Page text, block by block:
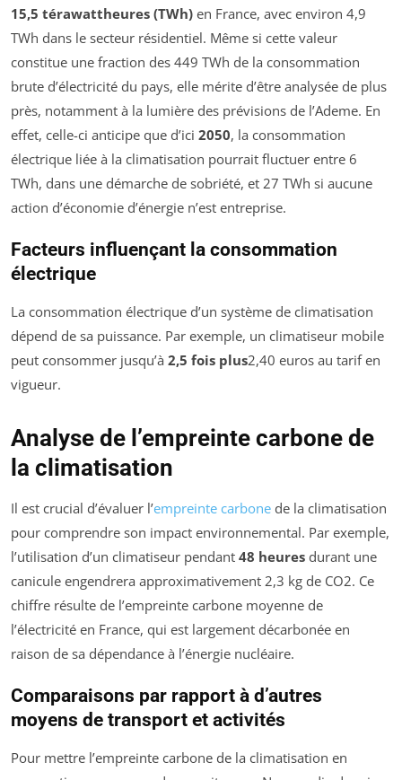
15,5 térawattheures (TWh) en France, avec environ 4,9
TWh dans le secteur résidentiel. Même si cette valeur
constitue une fraction des 449 TWh de la consommation
brute d’électricité du pays, elle mérite d’être analysée de plus
près, notamment à la lumière des prévisions de l’Ademe. En
effet, celle-ci anticipe que d’ici 2050, la consommation
électrique liée à la climatisation pourrait fluctuer entre 6
TWh, dans une démarche de sobriété, et 27 TWh si aucune
action d’économie d’énergie n’est entreprise.
Facteurs influençant la consommation
électrique
La consommation électrique d’un système de climatisation
dépend de sa puissance. Par exemple, un climatiseur mobile
peut consommer jusqu’à 2,5 fois plus2,40 euros au tarif en
vigueur.
Analyse de l’empreinte carbone de
la climatisation
Il est crucial d’évaluer l’empreinte carbone de la climatisation
pour comprendre son impact environnemental. Par exemple,
l’utilisation d’un climatiseur pendant 48 heures durant une
canicule engendrera approximativement 2,3 kg de CO2. Ce
chiffre résulte de l’empreinte carbone moyenne de
l’électricité en France, qui est largement décarbonée en
raison de sa dépendance à l’énergie nucléaire.
Comparaisons par rapport à d’autres
moyens de transport et activités
Pour mettre l’empreinte carbone de la climatisation en